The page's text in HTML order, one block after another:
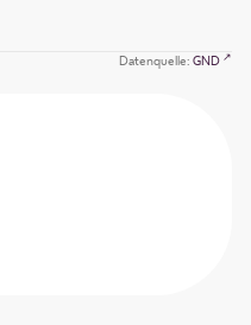
Datenquelle: GND